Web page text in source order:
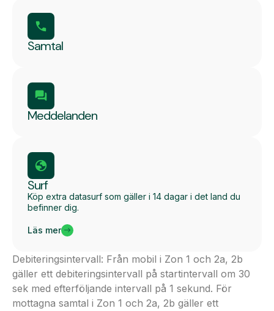
Samtal
Meddelanden
Surf
Köp extra datasurf som gäller i 14 dagar i det land du
befinner dig.
Läs mer
Debiteringsintervall: Från mobil i Zon 1 och 2a, 2b
gäller ett debiteringsintervall på startintervall om 30
sek med efterföljande intervall på 1 sekund. För
mottagna samtal i Zon 1 och 2a, 2b gäller ett